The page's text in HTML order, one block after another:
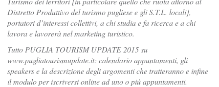
Distretto Produttivo del turismo pugliese e gli S.T.L. locali],
portatori d’interessi collettivi, a chi studia e fa ricerca e a chi
lavora e lavorerà nel marketing turistico.
Tutto PUGLIA TOURISM UPDATE 2015 su
www.pugliatourismupdate.it: calendario appuntamenti, gli
speakers e la descrizione degli argomenti che tratteranno e infine
il modulo per iscriversi online ad uno o più appuntamenti.